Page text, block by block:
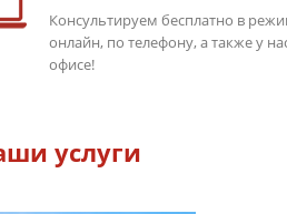
Консультируем бесплатно в
онлайн, по телефону, а также у
офисе!
услуги